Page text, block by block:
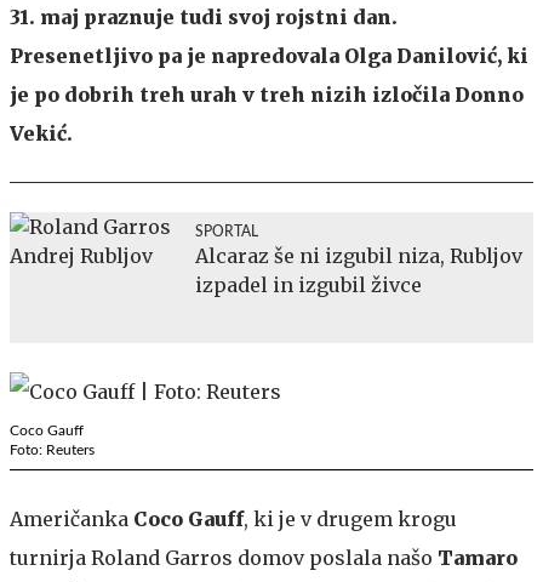
31. maj praznuje tudi svoj rojstni dan.
Presenetljivo pa je napredovala Olga Danilović, ki
je po dobrih treh urah v treh nizih izločila Donno
Vekić.
SPORTAL
Alcaraz še ni izgubil niza, Rubljov
izpadel in izgubil živce
Coco Gauff
Foto: Reuters
Američanka Coco Gauff, ki je v drugem krogu
turnirja Roland Garros domov poslala našo Tamaro